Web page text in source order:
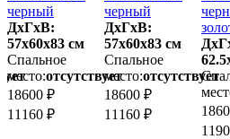
черный
ДхГхВ:
57х60x83 см
Спальное
место:отсутствует
18600 ₽
11160 ₽
черный
ДхГхВ:
57х60x83 см
Спальное
место:отсутствует
18600 ₽
11160 ₽